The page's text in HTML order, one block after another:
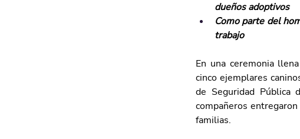
dueños adoptivos
Como parte del
trabajo
En una ceremonia
cinco ejemplares
de Seguridad Pública
compañeros
familias.